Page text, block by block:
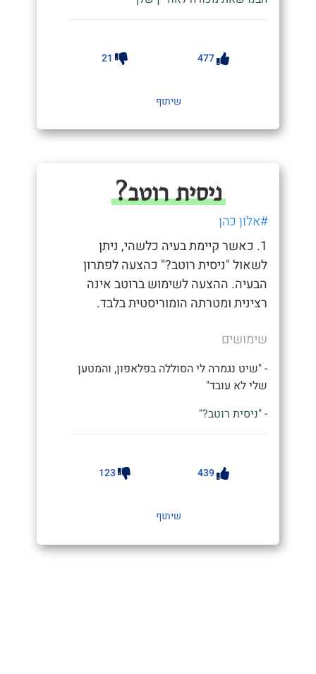
477
21
שיתוף
ניסית רוטב?
#אלון כהן
1. כאשר קיימת בעיה כלשהי, ניתן
לשאול "ניסית רוטב?" כהצעה לפתרון
הבעיה. ההצעה לשימוש ברוטב אינה
רצינית ומטרתה הומוריסטית בלבד.
שימושים
- "שיט נגמרה לי הסוללה בפלאפון, והמטען
שלי לא עובד"
- "ניסית רוטב?"
439
123
שיתוף